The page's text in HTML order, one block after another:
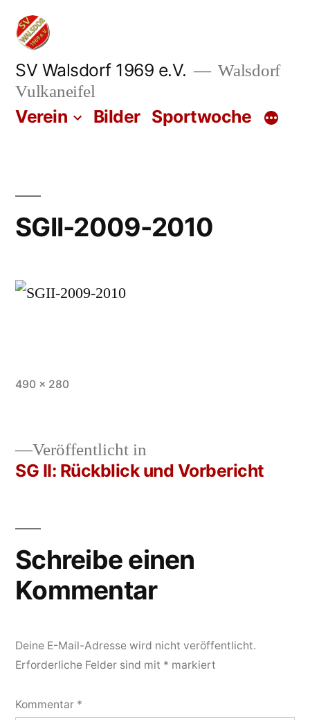
Zum
Inhalt
springen
SV Walsdorf 1969 e.V.
Walsdorf
Vulkaneifel
Verein Bilder Sportwoche
SGII-2009-2010
Vollständige
490 × 280
Beitrags-
Veröffentlicht in
SG II: Rückblick und Vorbericht
Schreibe einen
Kommentar
Deine E-Mail-Adresse wird nicht veröffentlicht.
Erforderliche Felder sind mit * markiert
Kommentar *